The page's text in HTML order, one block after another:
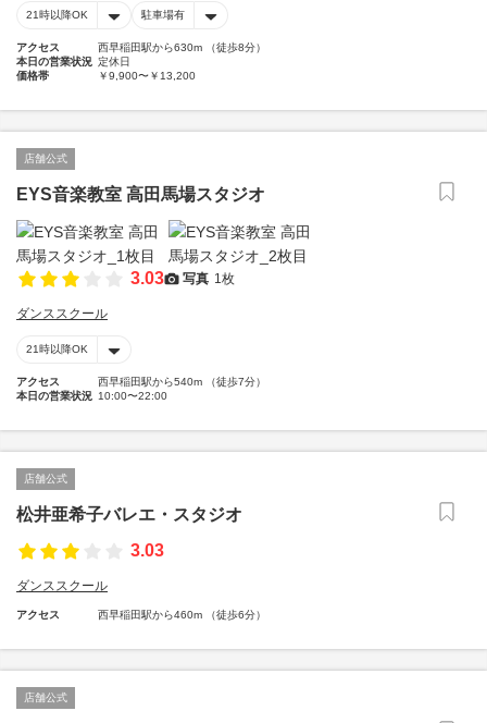
21時以降OK 駐車場有
アクセス
西早稲田駅から630m （徒歩8分）
本日の営業状況 定休日
価格帯
￥9,900〜￥13,200
店舗公式
EYS音楽教室 高田馬場スタジオ
3.03 写真 1枚
ダンススクール
21時以降OK
アクセス
西早稲田駅から540m （徒歩7分）
本日の営業状況 10:00〜22:00
店舗公式
松井亜希子バレエ・スタジオ
3.03
ダンススクール
アクセス 西早稲田駅から460m （徒歩6分）
店舗公式